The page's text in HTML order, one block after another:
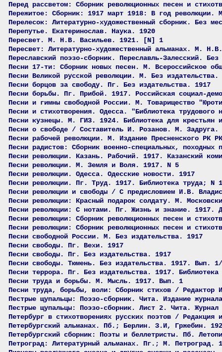
Перед рассветом: Сборник революционных песен и
Пережитое: Сборник: 1917 март 1918: В год
Перелесок: Литературно-художественный сборник. Без
Перепутье. Екатеринослав. Наука. 1920
Пересвет. М. Н.В. Васильев. 1921. [N] 1
Пересвет: Литературно-художественный альманах. М.
Переславский поэзо-сборник. Переславль-Залесский.
Песни 17-ти: Сборник новых песен. М. Всероссийское
Песни Великой русской революции. М. Без издательства.
Песни борцов за свободу. Пг. Без издательства. 1917
Песни борьбы. Пг. Прибой. 1917. Российская социал-
Песни и гимны свободной России. М. Товарищество
Песни и стихотворения. Одесса. "Библиотека
Песни кузнецы. М. ГИЗ. 1924. Библиотека для крестьян
Песни о свободе / Составитель И. Розанов. М. Задруга.
Песни рабочей революции. М. Издание Пресненского РК
Песни радистов: Сборник военно-специальных,
Песни революции. Казань. Рабочий. 1917. Казанский
Песни революции. М. Земля и Воля. 1917. N 5
Песни революции. Одесса. Одесские новости. 1917
Песни революции. Пг. Труд. 1917. Библиотека труда; N 1
Песни революции и свободы / С предисловием И.В.
Песни революции: Красный подарок солдату. М.
Песни революции: С нотами. Пг. Жизнь и знание. 1917.
Песни революции: Сборник революционных песен и
Песни революции: Сборник революционных песен и
Песни свободной России. М. Без издательства. 1917
Песни свободы. Пг. Вехи. 1917
Песни свободы. Пг. Без издательства. 1917
Песни свободы. Тюмень. Без издательства. 1917. Вып.
Песни террора. Пг. Без издательства. 1917. Библиотека
Песни труда и борьбы. М. Мысль. 1917. Вып. 1
Песни труда, борьбы, воли: Сборник стихов /
Пестрые щупальцы: Поэзо-сборник. Чита. Издание
Пестрые щупальцы: Поэзо-сборник. Лист 2. Чита.
Петербург в стихотворениях русских поэтов /
Петербургский альманах. Пб.; Берлин. З.И, Гржебин.
Петербургский сборник: Поэты и беллетристы. Пб.
Петроград: Литературный альманах. Пг.; М. Петроград.